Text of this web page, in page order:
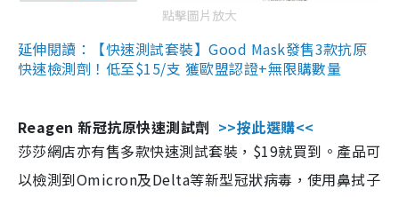
點擊圖片放大
延伸閱讀：【快速測試套裝】Good Mask發售3款抗原
快速檢測劑！低至$15/支 獲歐盟認證+無限購數量
Reagen 新冠抗原快速測試劑 >>按此選購<<
莎莎網店亦有售多款快速測試套裝，$19就買到。產品可
以檢測到Omicron及Delta等新型冠狀病毒，使用鼻拭子